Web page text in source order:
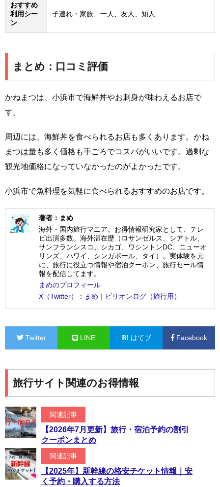
おすすめ
利用シー
ン
子連れ・家族、一人、友人、知人
まとめ：口コミ評価
かねまつは、小浜市で海鮮丼やお刺身が味わえるお店で
す。
周辺には、海鮮丼を食べられるお店も多くあります。かね
まつは量も多く価格も手ごろでコスパがいいです。過剰な
観光地価格になっていなかったのがよかったです。
小浜市で魚料理を気軽に食べられるおすすめのお店です。
著者：まめ
海外・国内旅行マニア。お得情報研究家として、テレ
ビ出演多数。海外滞在歴（ロサンゼルス、シアトル、
サンフランシスコ、シカゴ、ワシントンDC、ニューオ
リンズ、ハワイ、シンガポール、タイ）。実体験を元
に、旅行に役立つ情報や宿泊クーポン、旅行セール情
報を配信してます。
まめのプロフィール
X（Twitter）：まめ｜ビリオンログ（旅行用）
Twitter LINE はてブ Facebook
旅行サイト関連のお得情報
関連記事
【2026年7月更新】旅行・宿泊予約の割引
クーポンまとめ
関連記事
【2025年】新幹線の格安チケット情報｜安
く予約・購入する方法